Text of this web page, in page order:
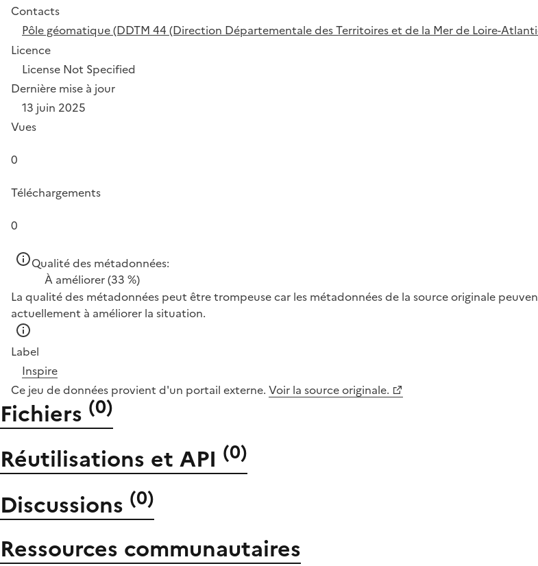
Contacts
Pôle géomatique (DDTM 44 (Direction Départementale des Territoires et de la Mer de Loire-
Licence
License Not Specified
Dernière mise à jour
13 juin 2025
Vues
0
Téléchargements
0
Qualité des métadonnées:
À améliorer(33 %)
La qualité des métadonnées peut être trompeuse car les métadonnées de la source originale
actuellement à améliorer la situation.
Label
Inspire
Ce jeu de données provient d'un portail externe. Voir la source originale.
Fichiers (0)
Réutilisations et API (0)
Discussions (0)
Ressources communautaires